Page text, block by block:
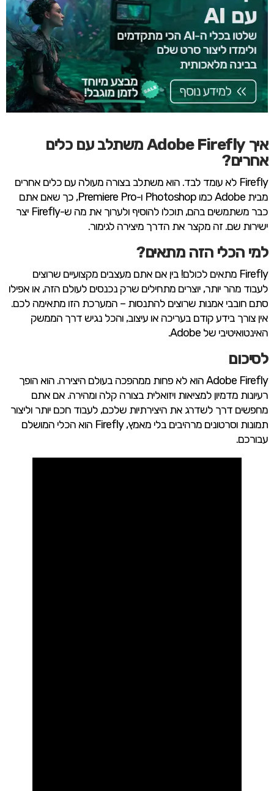
איך Adobe Firefly משתלב עם כלים
אחרים?
Firefly לא עומד לבד. הוא משתלב בצורה מעולה עם כלים אחרים
מבית Adobe כמו Photoshop ו-Premiere Pro, כך שאם אתם
כבר משתמשים בהם, תוכלו להוסיף ולערוך את מה ש-Firefly יצר
ישירות שם. זה מקצר את הדרך מיצירה לגימור.
למי הכלי הזה מתאים?
Firefly מתאים לכולם! בין אם אתם מעצבים מקצועיים שרוצים
לעבוד מהר יותר, יוצרים מתחילים שרק נכנסים לעולם הזה, או אפילו
סתם חובבי אמנות שרוצים להתנסות – המערכת הזו מתאימה לכם.
אין צורך בידע קודם בעריכה או עיצוב, והכל נגיש דרך הממשק
האינטואיטיבי של Adobe.
לסיכום
Adobe Firefly הוא לא פחות ממהפכה בעולם היצירה. הוא הופך
רעיונות מדמיון למציאות ויזואלית בצורה קלה ומהירה. אם אתם
מחפשים דרך לשדרג את היצירתיות שלכם, לעבוד חכם יותר וליצור
תמונות וסרטונים מרהיבים בלי מאמץ, Firefly הוא הכלי המושלם
עבורכם.